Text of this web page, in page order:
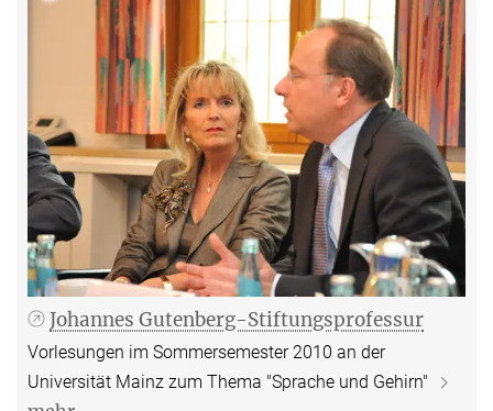
Johannes Gutenberg-Stiftungsprofessur
Vorlesungen im Sommersemester 2010 an der
Universität Mainz zum Thema "Sprache und Gehirn"